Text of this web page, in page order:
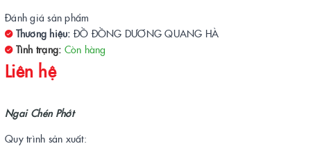
Đánh giá sản phẩm
Thương hiệu: ĐỒ ĐỒNG DƯƠNG QUANG HÀ
Tình trạng: Còn hàng
Liên hệ
Ngai Chén Phớt
Quy trình sản xuất: